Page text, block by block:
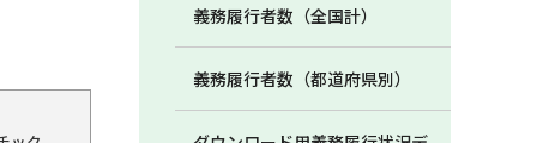
義務履行者数（全国計）
義務履行者数（都道府県別）